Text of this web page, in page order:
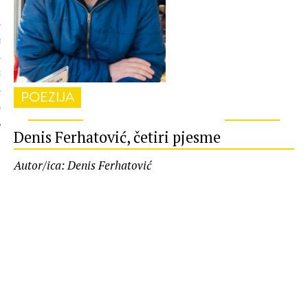
POEZIJA
Denis Ferhatović, četiri pjesme
Autor/ica: Denis Ferhatović